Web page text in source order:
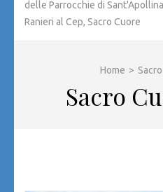
delle Parrocchie di
Ranieri al Cep, Sacro Cuore
Home >
Sacro